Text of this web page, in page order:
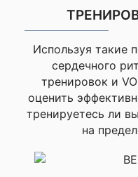
Способ зарядки
Память / История
✔ ОСОБЕННОСТИ
Используя такие
сердечного
тренировок и
оценить
тренируетесь ли
на
Андрей
Страница
1 из 3
Оставить